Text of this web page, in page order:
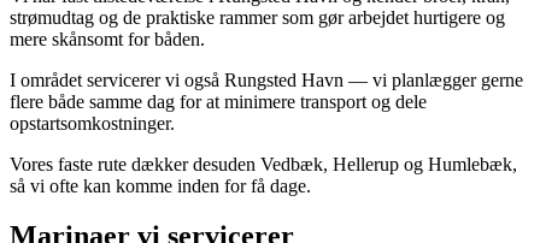
strømudtag og de praktiske rammer som gør arbejdet hurtigere og
mere skånsomt for båden.
I området servicerer vi også Rungsted Havn — vi planlægger gerne
flere både samme dag for at minimere transport og dele
opstartsomkostninger.
Vores faste rute dækker desuden Vedbæk, Hellerup og Humlebæk,
så vi ofte kan komme inden for få dage.
Marinaer vi servicerer